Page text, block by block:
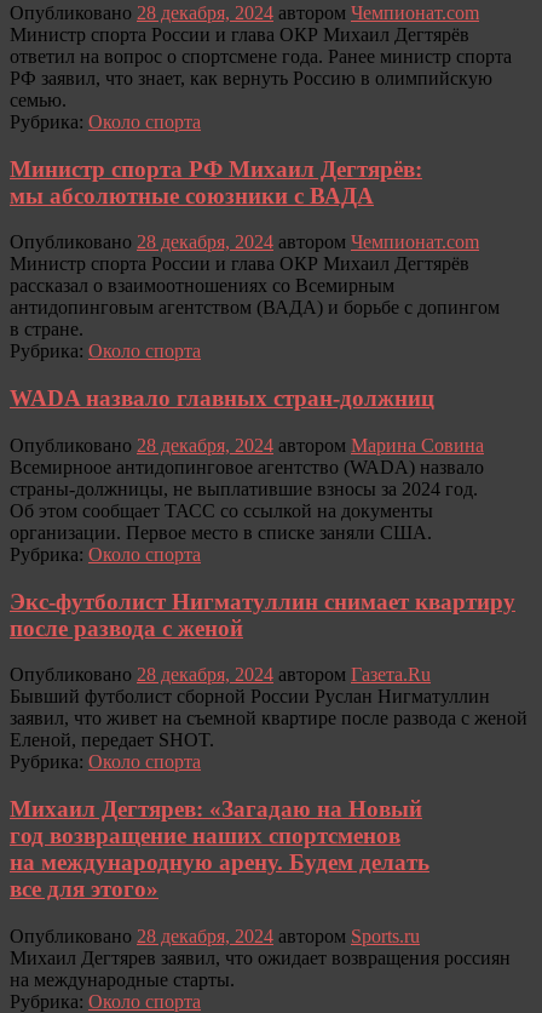
Опубликовано 28 декабря, 2024 автором Чемпионат.com
Министр спорта России и глава ОКР Михаил Дегтярёв
ответил на вопрос о спортсмене года. Ранее министр спорта
РФ заявил, что знает, как вернуть Россию в олимпийскую
семью.
Рубрика: Около спорта
Министр спорта РФ Михаил Дегтярёв:
мы абсолютные союзники с ВАДА
Опубликовано 28 декабря, 2024 автором Чемпионат.com
Министр спорта России и глава ОКР Михаил Дегтярёв
рассказал о взаимоотношениях со Всемирным
антидопинговым агентством (ВАДА) и борьбе с допингом
в стране.
Рубрика: Около спорта
WADA назвало главных стран-должниц
Опубликовано 28 декабря, 2024 автором Марина Совина
Всемирноое антидопинговое агентство (WADA) назвало
страны-должницы, не выплатившие взносы за 2024 год.
Об этом сообщает ТАСС со ссылкой на документы
организации. Первое место в списке заняли США.
Рубрика: Около спорта
Экс-футболист Нигматуллин снимает квартиру
после развода с женой
Опубликовано 28 декабря, 2024 автором Газета.Ru
Бывший футболист сборной России Руслан Нигматуллин
заявил, что живет на съемной квартире после развода с женой
Еленой, передает SHOT.
Рубрика: Около спорта
Михаил Дегтярев: «Загадаю на Новый
год возвращение наших спортсменов
на международную арену. Будем делать
все для этого»
Опубликовано 28 декабря, 2024 автором Sports.ru
Михаил Дегтярев заявил, что ожидает возвращения россиян
на международные старты.
Рубрика: Около спорта